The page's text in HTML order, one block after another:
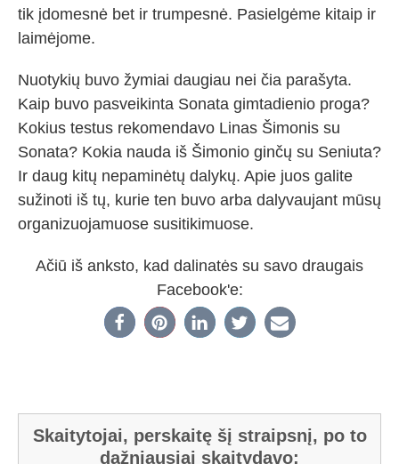
tik įdomesnė bet ir trumpesnė. Pasielgėme kitaip ir
laimėjome.
Nuotykių buvo žymiai daugiau nei čia parašyta.
Kaip buvo pasveikinta Sonata gimtadienio proga?
Kokius testus rekomendavo Linas Šimonis su
Sonata? Kokia nauda iš Šimonio ginčų su Seniuta?
Ir daug kitų nepaminėtų dalykų. Apie juos galite
sužinoti iš tų, kurie ten buvo arba dalyvaujant mūsų
organizuojamuose susitikimuose.
Ačiū iš anksto, kad dalinatės su savo draugais
Facebook'e:
Skaitytojai, perskaitę šį straipsnį, po to
dažniausiai skaitydavo: